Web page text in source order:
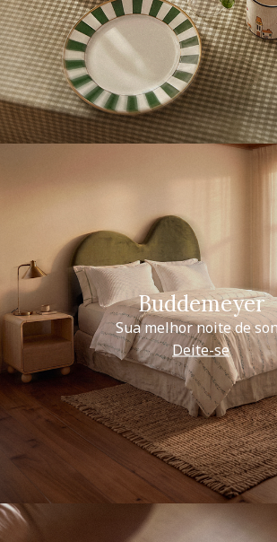
Buddemeyer
Sua melhor noite de
Deite-se